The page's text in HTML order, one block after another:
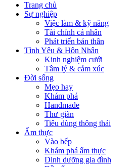
Trang chủ
Sự nghiệp
Việc làm & kỹ năng
Tài chính cá nhân
Phát triển bản thân
Tình Yêu & Hôn Nhân
Kinh nghiệm cưới
Tâm lý & cảm xúc
Đời sống
Mẹo hay
Khám phá
Handmade
Thư giãn
Tiêu dùng thông thái
Ẩm thực
Vào bếp
Khám phá ẩm thực
Dinh dưỡng gia đình